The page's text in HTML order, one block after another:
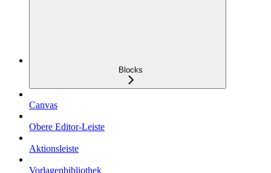
Blocks
Canvas
Obere Editor-Leiste
Aktionsleiste
Vorlagenbibliothek